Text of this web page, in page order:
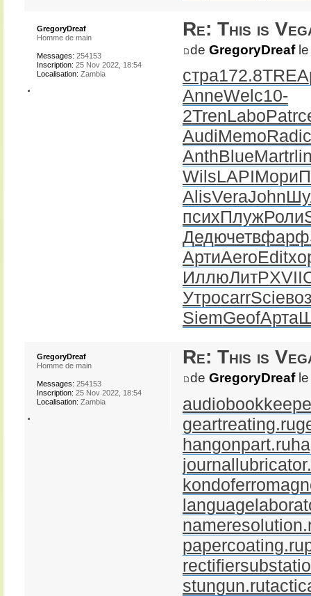
Re: This is
de GregoryDreafle
стра172.8TREA
AnneWelc10-
2TrenLaboPatr
AudiMemoRadi
AnthBlueMart
WilsLAPIМори
AlisVeraJohn
психПлужРоли
Дедючетвфарф
АртиAeroEdit
ИллюЛитРXVII
УтроcarrScie
SiemGeofАрта
GregoryDreaf
Homme de main
Messages: 254153
Inscription: 25 Nov 2022, 18:54
Localisation: Zambia
Re: This is
de GregoryDreafle
geartreating.ru
hangonpart.ru
papercoating.ru
stungun.ru
GregoryDreaf
Homme de main
Messages: 254153
Inscription: 25 Nov 2022, 18:54
Localisation: Zambia